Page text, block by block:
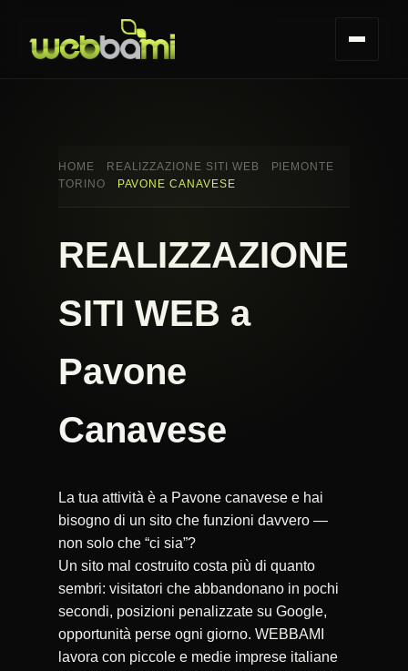
HOME REALIZZAZIONE SITI WEB
PIEMONTE
TORINO
PAVONE CANAVESE
REALIZZAZIONE
SITI WEB a
Pavone
Canavese
La tua attività è a Pavone canavese e hai
bisogno di un sito che funzioni davvero —
non solo che “ci sia”?
Un sito mal costruito costa più di quanto
sembri: visitatori che abbandonano in pochi
secondi, posizioni penalizzate su Google,
opportunità perse ogni giorno. WEBBAMI
lavora con piccole e medie imprese italiane